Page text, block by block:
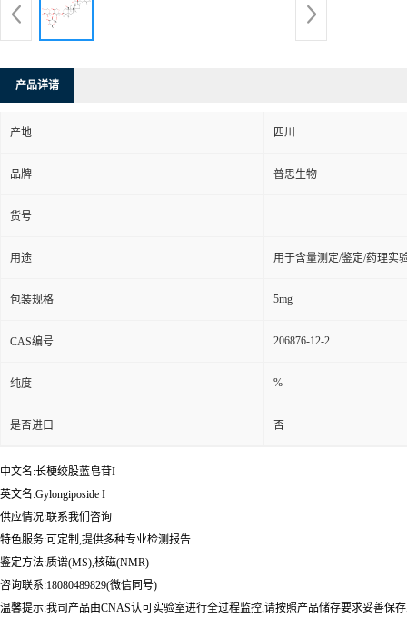
产品详请
产地 四川
品牌 普思生物
货号
用途 用于含量测定/鉴定/药理实
包装规格 5mg
CAS编号 206876-12-2
纯度 %
是否进口 否
中文名:长梗绞股蓝皂苷I
英文名:Gylongiposide I
供应情况:联系我们咨询
特色服务:可定制,提供多种专业检测报告
鉴定方法:质谱(MS),核磁(NMR)
咨询联系:18080489829(微信同号)
温馨提示:我司产品由CNAS认可实验室进行全过程监控,请按照产品储存要求妥善保